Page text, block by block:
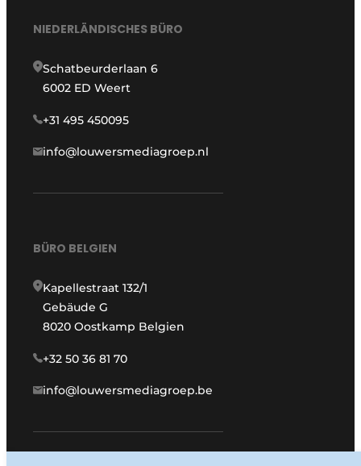
NIEDERLÄNDISCHES BÜRO
Schatbeurderlaan 6
6002 ED Weert
+31 495 450095
info@louwersmediagroep.nl
BÜRO BELGIEN
Kapellestraat 132/1
Gebäude G
8020 Oostkamp Belgien
+32 50 36 81 70
info@louwersmediagroep.be